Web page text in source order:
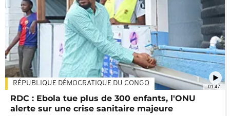
01:47
RÉPUBLIQUE DÉMOCRATIQUE DU CONGO
RDC : Ebola tue plus de 300 enfants, l'ONU
alerte sur une crise sanitaire majeure